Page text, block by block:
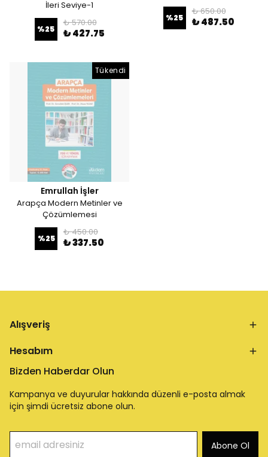
İleri Seviye-1
%25
₺ 570.00
₺ 427.75
%25
₺ 650.00
₺ 487.50
Tükendi
Emrullah İşler
Arapça Modern Metinler ve
Çözümlemesi
%25
₺ 450.00
₺ 337.50
Alışveriş
Hesabım
Bizden Haberdar Olun
Kampanya ve duyurular hakkında düzenli e-posta almak
için şimdi ücretsiz abone olun.
Abone Ol